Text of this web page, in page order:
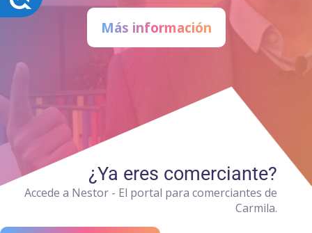
Más información
¿Ya eres comerciante?
Accede a Nestor - El portal para comerciantes de
Carmila.